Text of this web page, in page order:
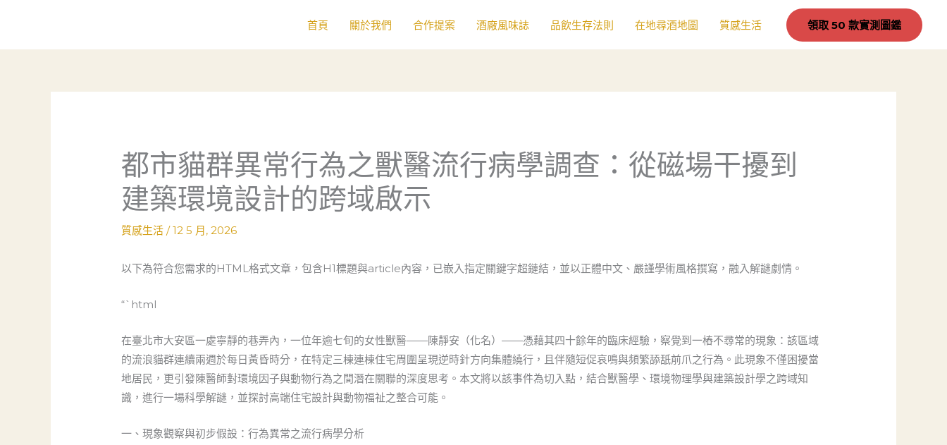
主
首頁 關於我們 合作提案 酒廠風味誌 品飲生存法則 在地尋酒地圖 質感生活 領取 50 款實測圖鑑
都市貓群異常行為之獸醫流行病學調查：從磁場干擾到
建築環境設計的跨域啟示
質感生活 /12 5 月, 2026
以下為符合您需求的HTML格式文章，包含H1標題與article內容，已嵌入指定關鍵字超鏈結，並以正體中文、嚴謹學術風格撰寫，融入解謎劇情。
“`html
在臺北市大安區一處寧靜的巷弄內，一位年逾七旬的女性獸醫——陳靜安（化名）——憑藉其四十餘年的臨床經驗，察覺到一樁不尋常的現象：該區域
的流浪貓群連續兩週於每日黃昏時分，在特定三棟連棟住宅周圍呈現逆時針方向集體繞行，且伴隨短促哀鳴與頻繁舔舐前爪之行為。此現象不僅困擾當
地居民，更引發陳醫師對環境因子與動物行為之間潛在關聯的深度思考。本文將以該事件為切入點，結合獸醫學、環境物理學與建築設計學之跨域知
識，進行一場科學解謎，並探討高端住宅設計與動物福祉之整合可能。
一、現象觀察與初步假設：行為異常之流行病學分析